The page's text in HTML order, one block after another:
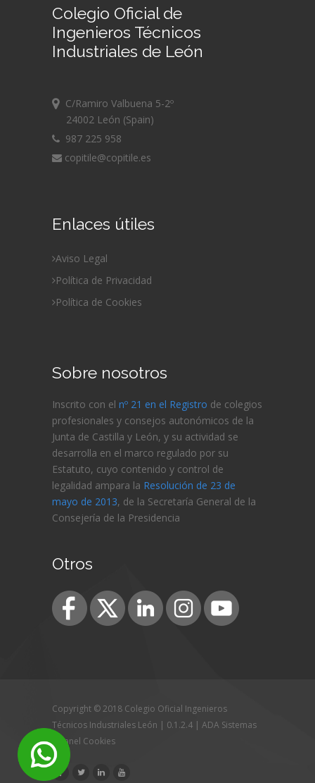
Colegio Oficial de
Ingenieros Técnicos
Industriales de León
C/Ramiro Valbuena 5-2º
24002 León (Spain)
987 225 958
copitile@copitile.es
Enlaces útiles
Aviso Legal
Política de Privacidad
Política de Cookies
Sobre nosotros
Inscrito con el nº 21 en el Registro de colegios
profesionales y consejos autonómicos de la
Junta de Castilla y León, y su actividad se
desarrolla en el marco regulado por su
Estatuto, cuyo contenido y control de
legalidad ampara la Resolución de 23 de
mayo de 2013, de la Secretaría General de la
Consejería de la Presidencia
Otros
Copyright © 2018 Colegio Oficial Ingenieros
Técnicos Industriales León | 0.1.2.4 | ADA Sistemas
Panel Cookies